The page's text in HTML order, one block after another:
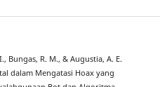
Bungas, R. M., & Augustia, A. E.
dalam Mengatasi Hoax yang